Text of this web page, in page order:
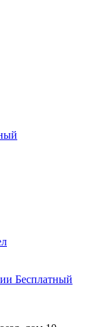
Бесплатный